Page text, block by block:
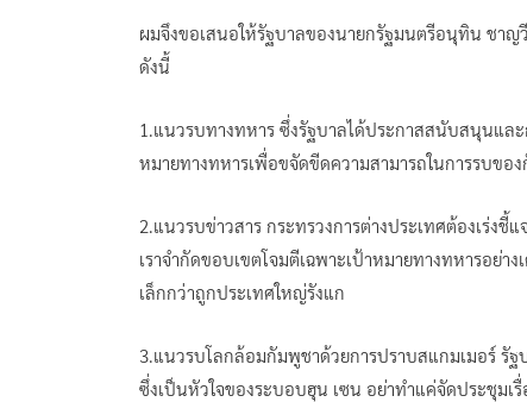
ผมจึงขอเสนอให้รัฐบาลของนายกรัฐมนตรีอนุทิน ชา
ดังนี้
1.แนวรบทางทหาร ซึ่งรัฐบาลได้ประกาสสนับสนุนและ
หมายทางทหารเพื่อขจัดขีดความสามารถในการรบขอ
2.แนวรบข่าวสาร กระทรวงการต่างประเทศต้องเร่ง
เราจำกัดขอบเขตโจมตีเฉพาะเป้าหมายทางทหารอย่
เล็กกว่าถูกประเทศใหญ่รังแก
3.แนวรบโลกล้อมกัมพูชาด้วยการปราบสแกมเมอร์ รั
ซึ่งเป็นหัวใจของระบอบฮุน เซน อย่าทำแค่จัดประชุม